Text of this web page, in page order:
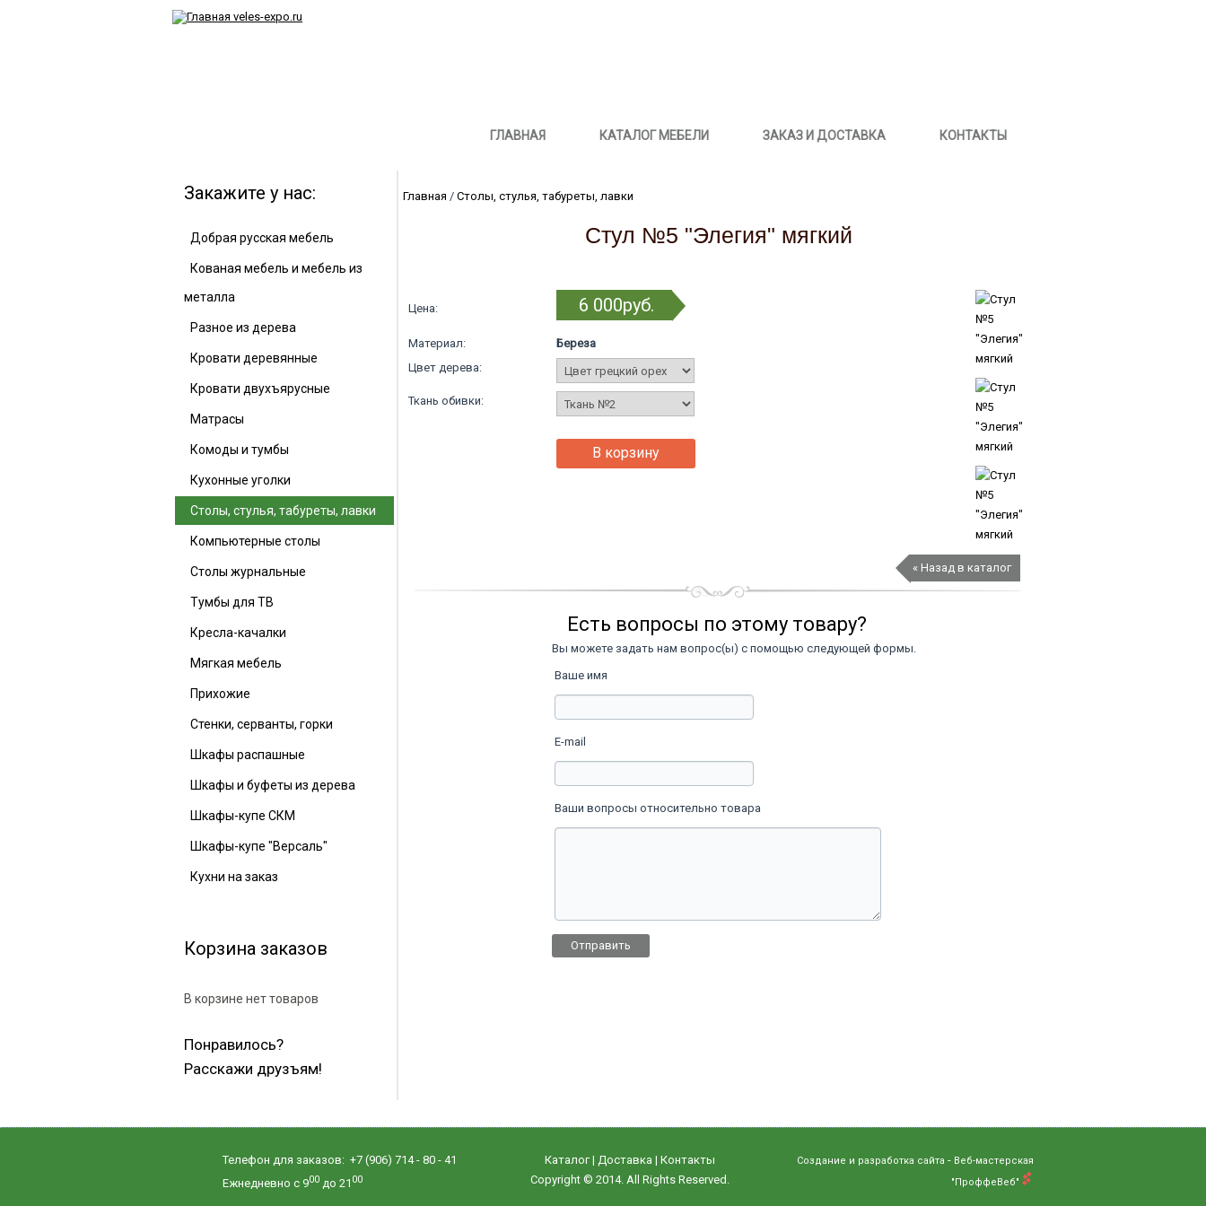
ГЛАВНАЯ КАТАЛОГ МЕБЕЛИ ЗАКАЗ И ДОСТАВКА КОНТАКТЫ
Закажите у нас:
Добрая русская мебель
Кованая мебель и мебель из
металла
Разное из дерева
Кровати деревянные
Кровати двухъярусные
Матрасы
Комоды и тумбы
Кухонные уголки
Столы, стулья, табуреты, лавки
Компьютерные столы
Столы журнальные
Тумбы для ТВ
Кресла-качалки
Мягкая мебель
Прихожие
Стенки, серванты, горки
Шкафы распашные
Шкафы и буфеты из дерева
Шкафы-купе СКМ
Шкафы-купе "Версаль"
Кухни на заказ
Корзина заказов
В корзине нет товаров
Понравилось?
Расскажи друзъям!
Главная / Столы, стулья, табуреты, лавки
Стул №5 "Элегия" мягкий
Цена: 6 000руб.
Материал:
Береза
Цвет дерева:
Ткань обивки:
В корзину
« Назад в каталог
Есть вопросы по этому товару?
Вы можете задать нам вопрос(ы) с помощью следующей формы.
Ваше имя
E-mail
Ваши вопросы относительно товара
Отправить
Телефон для заказов: +7 (906) 714 - 80 - 41
Ежнедневно с 900 до 21 00
Каталог| Доставка | Контакты
Copyright © 2014. All Rights Reserved.
Создание и разработка сайта - Веб-мастерская
"ПроффеВеб"